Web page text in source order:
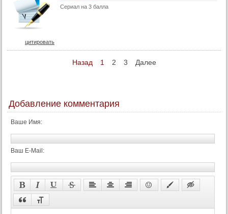
Сериал на 3 балла
цитировать
Назад 1 2 3 Далее
Добавление комментария
Ваше Имя:
Ваш E-Mail: